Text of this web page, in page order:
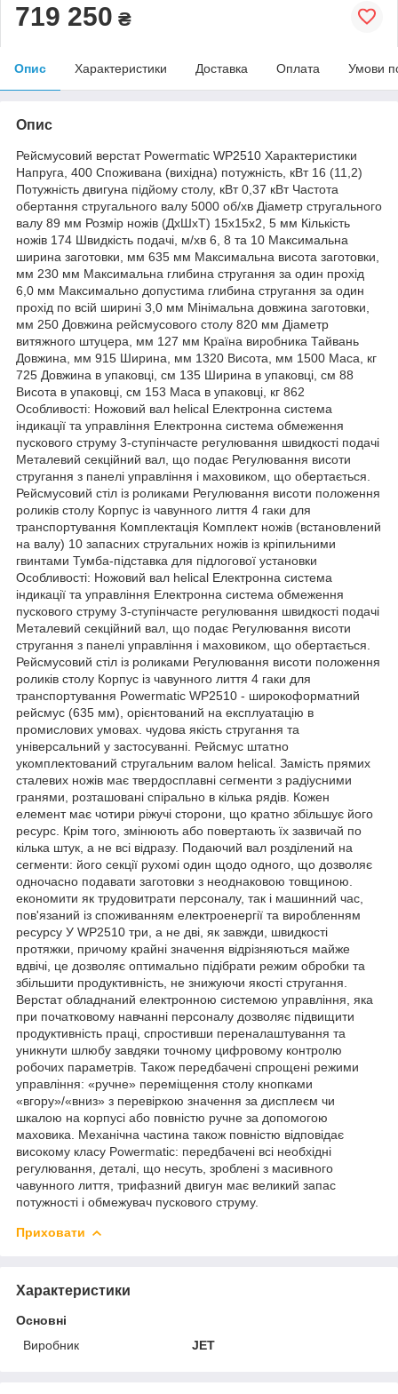
719 250 ₴
Опис Характеристики Доставка Оплата Умови
Опис
Рейсмусовий верстат Powermatic WP2510 Характеристики
Напруга, 400 Споживана (вихідна) потужність, кВт 16 (11,2)
Потужність двигуна підйому столу, кВт 0,37 кВт Частота
обертання стругального валу 5000 об/хв Діаметр стругального
валу 89 мм Розмір ножів (ДхШхТ) 15х15х2, 5 мм Кількість
ножів 174 Швидкість подачі, м/хв 6, 8 та 10 Максимальна
ширина заготовки, мм 635 мм Максимальна висота заготовки,
мм 230 мм Максимальна глибина стругання за один прохід
6,0 мм Максимально допустима глибина стругання за один
прохід по всій ширині 3,0 мм Мінімальна довжина заготовки,
мм 250 Довжина рейсмусового столу 820 мм Діаметр
витяжного штуцера, мм 127 мм Країна виробника Тайвань
Довжина, мм 915 Ширина, мм 1320 Висота, мм 1500 Маса, кг
725 Довжина в упаковці, см 135 Ширина в упаковці, см 88
Висота в упаковці, см 153 Маса в упаковці, кг 862
Особливості: Ножовий вал helical Електронна система
індикації та управління Електронна система обмеження
пускового струму 3-ступінчасте регулювання швидкості подачі
Металевий секційний вал, що подає Регулювання висоти
стругання з панелі управління і маховиком, що обертається.
Рейсмусовий стіл із роликами Регулювання висоти положення
роликів столу Корпус із чавунного лиття 4 гаки для
транспортування Комплектація Комплект ножів (встановлений
на валу) 10 запасних стругальних ножів із кріпильними
гвинтами Тумба-підставка для підлогової установки
Особливості: Ножовий вал helical Електронна система
індикації та управління Електронна система обмеження
пускового струму 3-ступінчасте регулювання швидкості подачі
Металевий секційний вал, що подає Регулювання висоти
стругання з панелі управління і маховиком, що обертається.
Рейсмусовий стіл із роликами Регулювання висоти положення
роликів столу Корпус із чавунного лиття 4 гаки для
транспортування Powermatic WP2510 - широкоформатний
рейсмус (635 мм), орієнтований на експлуатацію в
промислових умовах. чудова якість стругання та
універсальний у застосуванні. Рейсмус штатно
укомплектований стругальним валом helical. Замість прямих
сталевих ножів має твердосплавні сегменти з радіусними
гранями, розташовані спірально в кілька рядів. Кожен
елемент має чотири ріжучі сторони, що кратно збільшує його
ресурс. Крім того, змінюють або повертають їх зазвичай по
кілька штук, а не всі відразу. Подаючий вал розділений на
сегменти: його секції рухомі один щодо одного, що дозволяє
одночасно подавати заготовки з неоднаковою товщиною.
економити як трудовитрати персоналу, так і машинний час,
пов'язаний із споживанням електроенергії та виробленням
ресурсу У WP2510 три, а не дві, як завжди, швидкості
протяжки, причому крайні значення відрізняються майже
вдвічі, це дозволяє оптимально підібрати режим обробки та
збільшити продуктивність, не знижуючи якості стругання.
Верстат обладнаний електронною системою управління, яка
при початковому навчанні персоналу дозволяє підвищити
продуктивність праці, спростивши переналаштування та
уникнути шлюбу завдяки точному цифровому контролю
робочих параметрів. Також передбачені спрощені режими
управління: «ручне» переміщення столу кнопками
«вгору»/«вниз» з перевіркою значення за дисплеєм чи
шкалою на корпусі або повністю ручне за допомогою
маховика. Механічна частина також повністю відповідає
високому класу Powermatic: передбачені всі необхідні
регулювання, деталі, що несуть, зроблені з масивного
чавунного лиття, трифазний двигун має великий запас
потужності і обмежувач пускового струму.
Приховати
Характеристики
Основні
Виробник
JET